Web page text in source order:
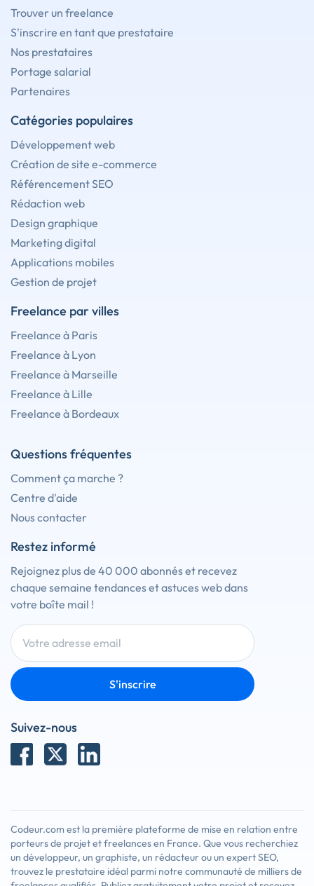
Trouver un freelance
S'inscrire en tant que prestataire
Nos prestataires
Portage salarial
Partenaires
Catégories populaires
Développement web
Création de site e-commerce
Référencement SEO
Rédaction web
Design graphique
Marketing digital
Applications mobiles
Gestion de projet
Freelance par villes
Freelance à Paris
Freelance à Lyon
Freelance à Marseille
Freelance à Lille
Freelance à Bordeaux
Questions fréquentes
Comment ça marche ?
Centre d'aide
Nous contacter
Restez informé
Rejoignez plus de 40 000 abonnés et recevez
chaque semaine tendances et astuces web dans
votre boîte mail !
S'inscrire
Suivez-nous
Codeur.com est la première plateforme de mise en relation entre
porteurs de projet et freelances en France. Que vous recherchiez
un développeur, un graphiste, un rédacteur ou un expert SEO,
trouvez le prestataire idéal parmi notre communauté de milliers de